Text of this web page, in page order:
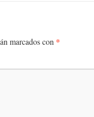
marcados con *